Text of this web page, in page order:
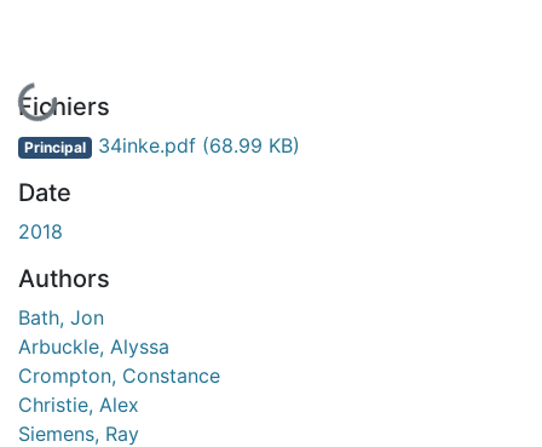
En cours de chargement...
Fichiers
Principal 34inke.pdf (68.99 KB)
Date
2018
Authors
Bath, Jon
Arbuckle, Alyssa
Crompton, Constance
Christie, Alex
Siemens, Ray